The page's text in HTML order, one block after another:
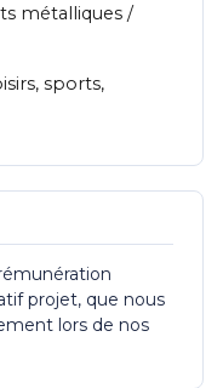
métalliques /
sports,
projet, que nous
lors de nos